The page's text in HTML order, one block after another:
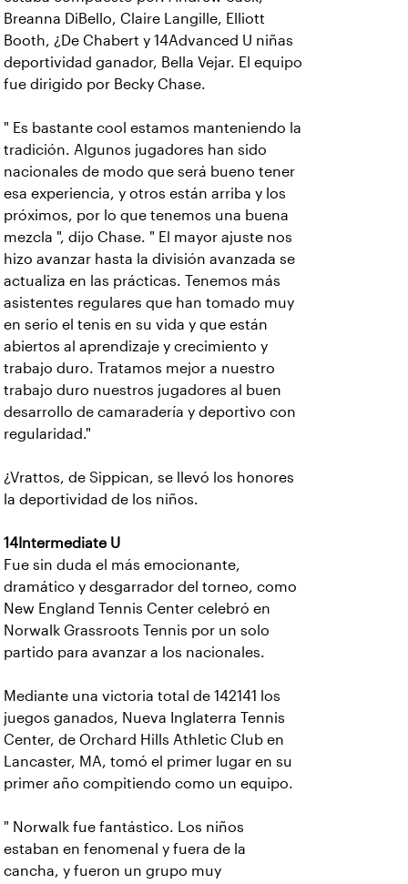
Breanna DiBello, Claire Langille, Elliott
Booth, ¿De Chabert y 14Advanced U niñas
deportividad ganador, Bella Vejar. El equipo
fue dirigido por Becky Chase.
" Es bastante cool estamos manteniendo la
tradición. Algunos jugadores han sido
nacionales de modo que será bueno tener
esa experiencia, y otros están arriba y los
próximos, por lo que tenemos una buena
mezcla ", dijo Chase. " El mayor ajuste nos
hizo avanzar hasta la división avanzada se
actualiza en las prácticas. Tenemos más
asistentes regulares que han tomado muy
en serio el tenis en su vida y que están
abiertos al aprendizaje y crecimiento y
trabajo duro. Tratamos mejor a nuestro
trabajo duro nuestros jugadores al buen
desarrollo de camaradería y deportivo con
regularidad."
¿Vrattos, de Sippican, se llevó los honores
la deportividad de los niños.
14Intermediate U
Fue sin duda el más emocionante,
dramático y desgarrador del torneo, como
New England Tennis Center celebró en
Norwalk Grassroots Tennis por un solo
partido para avanzar a los nacionales.
Mediante una victoria total de 142141 los
juegos ganados, Nueva Inglaterra Tennis
Center, de Orchard Hills Athletic Club en
Lancaster, MA, tomó el primer lugar en su
primer año compitiendo como un equipo.
" Norwalk fue fantástico. Los niños
estaban en fenomenal y fuera de la
cancha, y fueron un grupo muy